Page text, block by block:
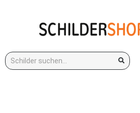
Stichwort: